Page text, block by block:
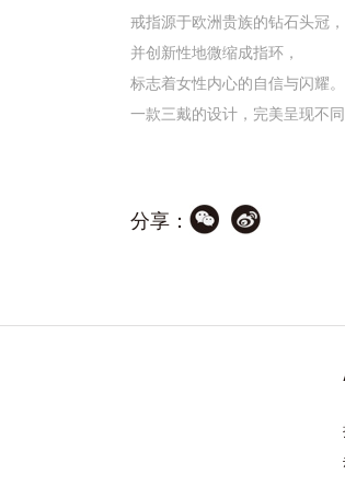
戒指源于欧洲贵族的钻石头冠，
并创新性地微缩成指环，
标志着女性内心的自信与闪耀。
一款三戴的设计，完美呈现不
分享：